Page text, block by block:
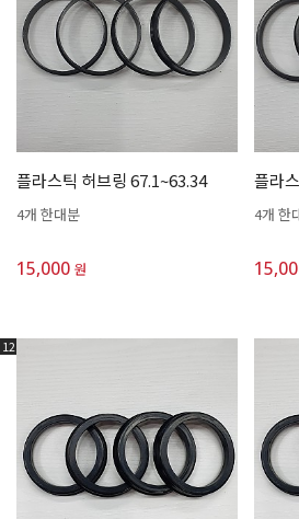
플라스틱 허브링 67.1~63.34
4개 한대분
15,000 원
플라
4개 한
12